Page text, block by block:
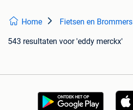
Home Fietsen en Brommers
543 resultaten voor 'eddy merckx'